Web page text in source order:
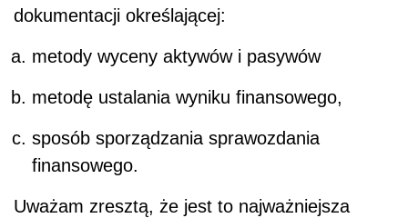
dokumentacji określającej:
metody wyceny aktywów i pasywów
metodę ustalania wyniku finansowego,
sposób sporządzania sprawozdania
finansowego.
Uważam zresztą, że jest to najważniejsza